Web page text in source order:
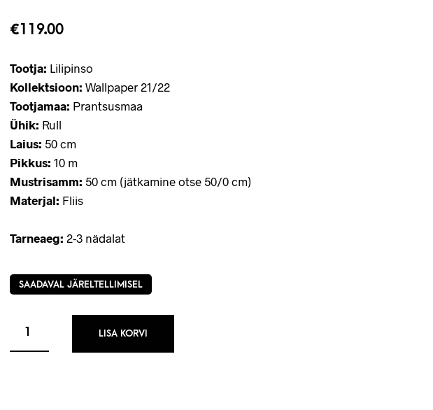
€119.00
Tootja: Lilipinso
Kollektsioon: Wallpaper 21/22
Tootjamaa: Prantsusmaa
Ühik: Rull
Laius: 50 cm
Pikkus: 10 m
Mustrisamm: 50 cm (jätkamine otse 50/0 cm)
Materjal: Fliis
Tarneaeg: 2-3 nädalat
SAADAVAL JÄRELTELLIMISEL
LISA KORVI